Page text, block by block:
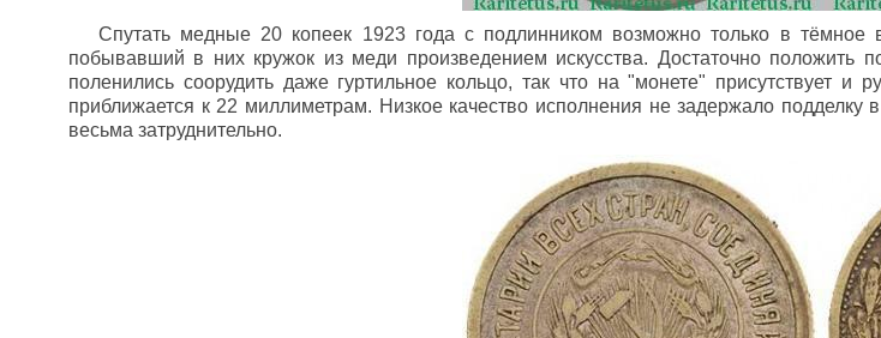
Спутать медные 20 копеек 1923 года с подлинником возможно только в
побывавший в них кружок из меди произведением искусства. Достаточно
поленились соорудить даже гуртильное кольцо, так что на "монете" присутствует
приближается к 22 миллиметрам. Низкое качество исполнения не задержало
весьма затруднительно.